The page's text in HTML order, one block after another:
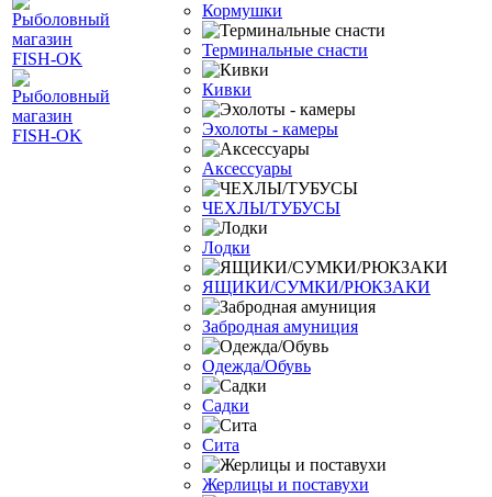
Кормушки
Терминальные снасти
Кивки
Эхолоты - камеры
Аксессуары
ЧЕХЛЫ/ТУБУСЫ
Лодки
ЯЩИКИ/СУМКИ/РЮКЗАКИ
Забродная амуниция
Одежда/Обувь
Садки
Сита
Жерлицы и поставухи